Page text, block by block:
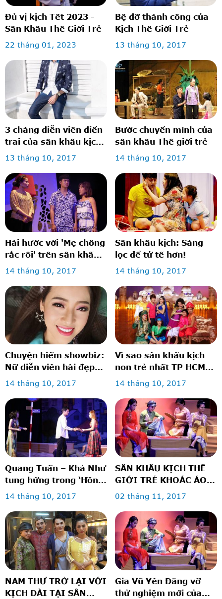
Đủ vị kịch Tết 2023 -
Sân Khấu Thế Giới Trẻ
22 tháng 01, 2023
Bệ đỡ thành công của
Kịch Thế Giới Trẻ
13 tháng 10, 2017
3 chàng diễn viên điển
trai của sân khấu kịch
thế giới trẻ: vừa diễn
hay lại mặc đẹp!
13 tháng 10, 2017
Bước chuyển mình của
sân khấu Thế giới trẻ
14 tháng 10, 2017
Hài hước với 'Mẹ chồng
rắc rối' trên sân khấu
kịch
14 tháng 10, 2017
Sân khấu kịch: Sàng
lọc để tử tế hơn!
14 tháng 10, 2017
Chuyện hiếm showbiz:
Nữ diễn viên hài đẹp
lộng lẫy như hot girl
14 tháng 10, 2017
Vì sao sân khấu kịch
non trẻ nhất TP HCM
vẫn trụ vững?
14 tháng 10, 2017
Quang Tuấn – Khả Như
tung hứng trong ‘Hồn
anh xác em’
14 tháng 10, 2017
SÂN KHẤU KỊCH THẾ
GIỚI TRẺ KHOÁC ÁO
MỚI
02 tháng 11, 2017
NAM THƯ TRỞ LẠI VỚI
KỊCH DÀI TẠI SÂN
Gia Vũ Yên Đăng vỡ
thử nghiệm mới của